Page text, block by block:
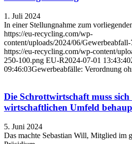
1. Juli 2024
In einer Stellungnahme zum
https://eu-recycling.com/wp-
content/uploads/2024/06/
https://eu-recycling.com/wp-content/
250-100.png EU-R2024-07-01 13:43:40
09:46:03Gewerbeabfälle: Verordnung
Die Schrottwirtschaft muss
wirtschaftlichen Umfeld
5. Juni 2024
Das machte Sebastian Will, Mitglied im